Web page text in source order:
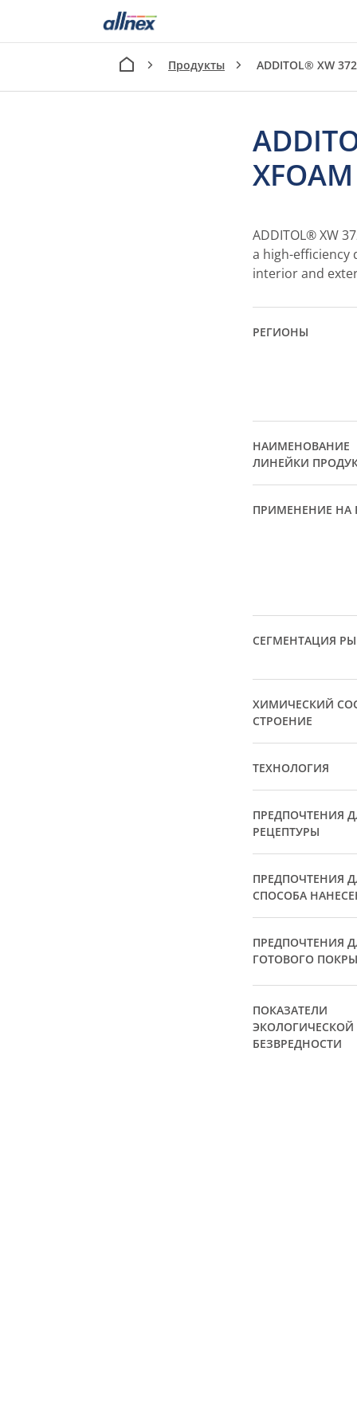
Продукты ADDITOL® XW
XFOAM
ADDITOL® XW
a high-efficiency
interior and
РЕГИОНЫ
НАИМЕНОВАНИЕ
ЛИНЕЙКИ
ПРИМЕНЕНИЕ НА
СЕГМЕНТАЦИЯ
ХИМИЧЕСКИЙ
СТРОЕНИЕ
ТЕХНОЛОГИЯ
ПРЕДПОЧТЕНИЯ
РЕЦЕПТУРЫ
ПРЕДПОЧТЕНИЯ
СПОСОБА
ПРЕДПОЧТЕНИЯ
ГОТОВОГО
ПОКАЗАТЕЛИ
ЭКОЛОГИЧЕСКОЙ
БЕЗВРЕДНОСТИ